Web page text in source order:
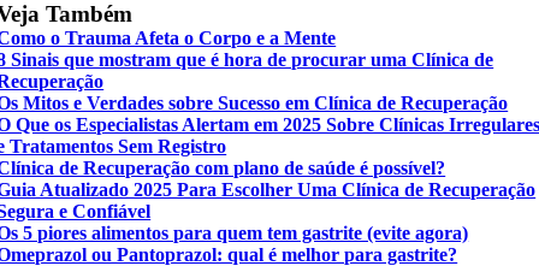
Também
o Trauma Afeta o Corpo e a Mente
Sinais que mostram que é hora de procurar uma Clínica de
Mitos e Verdades sobre Sucesso em Clínica de Recuperação
Que os Especialistas Alertam em 2025 Sobre Clínicas
Tratamentos Sem Registro
de Recuperação com plano de saúde é possível?
Atualizado 2025 Para Escolher Uma Clínica de Recuperação
e Confiável
5 piores alimentos para quem tem gastrite (evite agora)
ou Pantoprazol: qual é melhor para gastrite?